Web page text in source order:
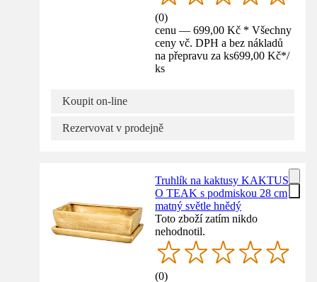
(0)
cenu — 699,00 Kč * Všechny
ceny vč. DPH a bez nákladů
na přepravu za ks699,00 Kč*/
ks
Koupit on-line
Rezervovat v prodejně
Truhlík na kaktusy KAKTUS
O TEAK s podmiskou 28 cm
matný světle hnědý
Toto zboží zatím nikdo
nehodnotil.
(0)